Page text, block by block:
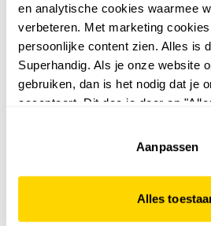
en analytische cookies waarmee
verbeteren. Met marketing
persoonlijke content zien. Alles is
Superhandig. Als je onze website
gebruiken, dan is het nodig dat je
accepteert. Dit doe je door op
website niet optimaal functioneert.
Aanpassen
Alles